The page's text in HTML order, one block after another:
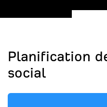
Planification
social